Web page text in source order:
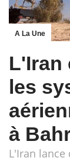
A La Une
L'Iran
les
à
L'Iran